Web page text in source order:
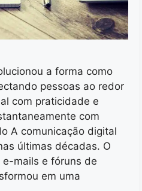
a forma como
pessoas ao redor
com praticidade e
com
A comunicação digital
últimas décadas. O
mails e fóruns de
em uma